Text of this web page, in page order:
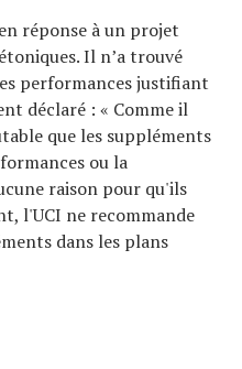
réponse à un projet
Il n’a trouvé
performances justifiant
déclaré : « Comme il
que les suppléments
ou la
raison pour qu'ils
l'UCI ne recommande
dans les plans